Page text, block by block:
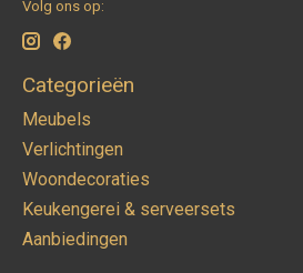
Volg ons op:
Categorieën
Meubels
Verlichtingen
Woondecoraties
Keukengerei & serveersets
Aanbiedingen